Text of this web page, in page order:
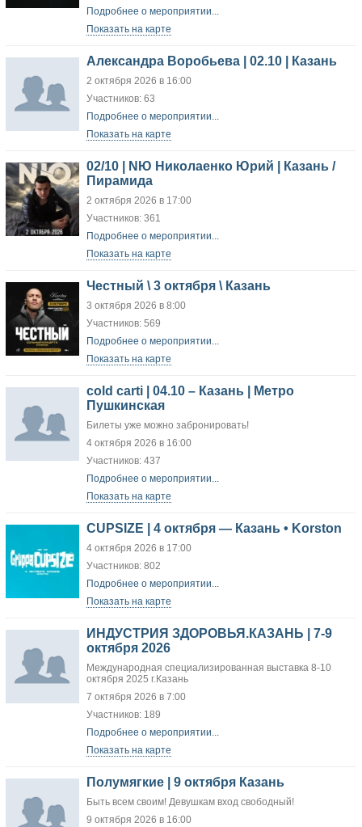
Подробнее о мероприятии...
Показать на карте
Александра Воробьева | 02.10 | Казань
2 октября 2026 в 16:00
Участников: 63
Подробнее о мероприятии...
Показать на карте
02/10 | NЮ Николаенко Юрий | Казань /
Пирамида
2 октября 2026 в 17:00
Участников: 361
Подробнее о мероприятии...
Показать на карте
Честный \ 3 октября \ Казань
3 октября 2026 в 8:00
Участников: 569
Подробнее о мероприятии...
Показать на карте
cold carti | 04.10 – Казань | Метро
Пушкинская
Билеты уже можно забронировать!
4 октября 2026 в 16:00
Участников: 437
Подробнее о мероприятии...
Показать на карте
CUPSIZE | 4 октября — Казань • Korston
4 октября 2026 в 17:00
Участников: 802
Подробнее о мероприятии...
Показать на карте
ИНДУСТРИЯ ЗДОРОВЬЯ.КАЗАНЬ | 7-9
октября 2026
Международная специализированная выставка 8-10
октября 2025 г.Казань
7 октября 2026 в 7:00
Участников: 189
Подробнее о мероприятии...
Показать на карте
Полумягкие | 9 октября Казань
Быть всем своим! Девушкам вход свободный!
9 октября 2026 в 16:00